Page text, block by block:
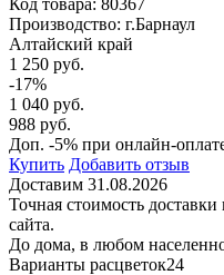
Производство: г.Барнаул
Алтайский край
1 250 руб.
-17%
1 040 руб.
988 руб.
Доп. -5% при онлайн-
Купить Добавить отзыв
Доставим 31.08.2026
Точная стоимость доставки
сайта.
До дома, в любом
Варианты расцветок24